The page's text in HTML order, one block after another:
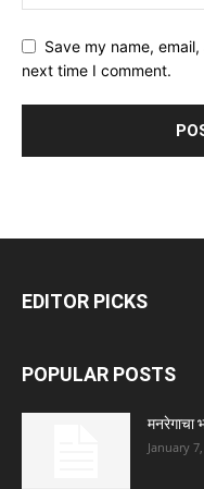
Save my name,
next time I comment.
EDITOR PICKS
POPULAR POSTS
मनरेगाचा
January